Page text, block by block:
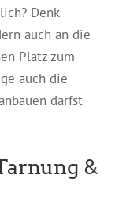
Denk
auch an die
Platz zum
auch die
darfst
&